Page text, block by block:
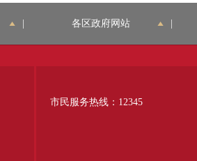
各区政府网站
市民服务热线：12345